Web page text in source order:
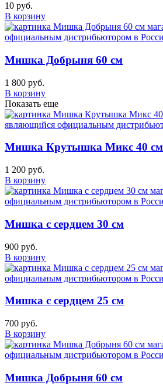
10 руб.
В корзину
Мишка Добрыня 60 см
1 800 руб.
В корзину
Показать еще
Мишка Крутышка Микс 40 см
1 200 руб.
В корзину
Мишка с сердцем 30 см
900 руб.
В корзину
Мишка с сердцем 25 см
700 руб.
В корзину
Мишка Добрыня 60 см